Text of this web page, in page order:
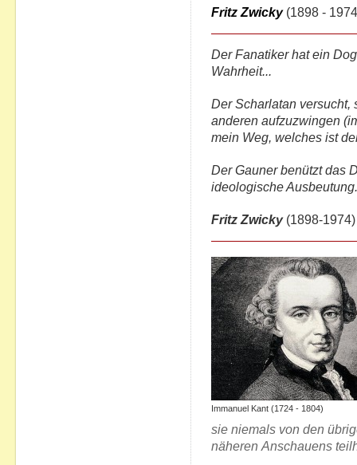
Fritz Zwicky(1898 -
Der Fanatiker hat ein
Wahrheit...
Der Scharlatan versucht,
anderen aufzuzwingen
mein Weg, welches ist
Der Gauner benützt das
ideologische
Fritz Zwicky(1898-1974)
Immanuel Kant (1724 - 1804)
sie niemals von den
näheren Anschauens